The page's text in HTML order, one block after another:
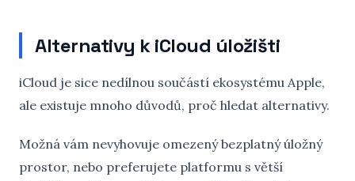
Alternativy k iCloud úložišti
iCloud je sice nedílnou součástí ekosystému Apple,
ale existuje mnoho důvodů, proč hledat alternativy.
Možná vám nevyhovuje omezený bezplatný úložný
prostor, nebo preferujete platformu s větší